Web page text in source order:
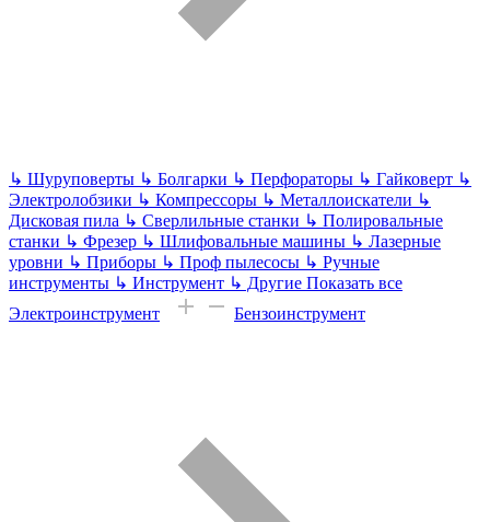
↳ Шуруповерты ↳ Болгарки ↳ Перфораторы ↳ Гайковерт ↳
Электролобзики ↳ Компрессоры ↳ Металлоискатели ↳
Дисковая пила ↳ Сверлильные станки ↳ Полировальные
станки ↳ Фрезер ↳ Шлифовальные машины ↳ Лазерные
уровни ↳ Приборы ↳ Проф пылесосы ↳ Ручные
инструменты ↳ Инструмент ↳ Другие Показать все
Электроинструмент
Бензоинструмент